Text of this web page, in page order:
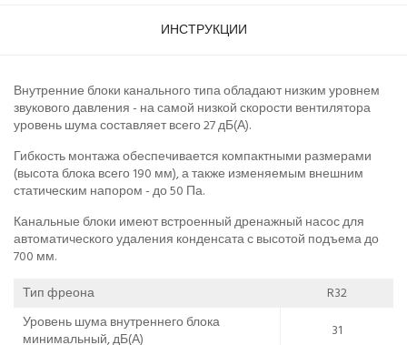
ИНСТРУКЦИИ
Внутренние блоки канального типа обладают низким уровнем
звукового давления - на самой низкой скорости вентилятора
уровень шума составляет всего 27 дБ(А).
Гибкость монтажа обеспечивается компактными размерами
(высота блока всего 190 мм), а также изменяемым внешним
статическим напором - до 50 Па.
Канальные блоки имеют встроенный дренажный насос для
автоматического удаления конденсата с высотой подъема до
700 мм.
Тип фреона
R32
Уровень шума внутреннего блока
минимальный, дБ(А)
31